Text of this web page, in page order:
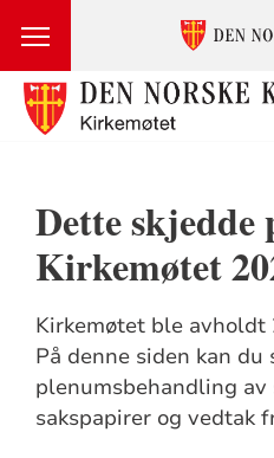
Dette skjedde
Kirkemøtet
Kirkemøtet ble avholdt
På denne siden kan du
plenumsbehandling av
sakspapirer og vedtak